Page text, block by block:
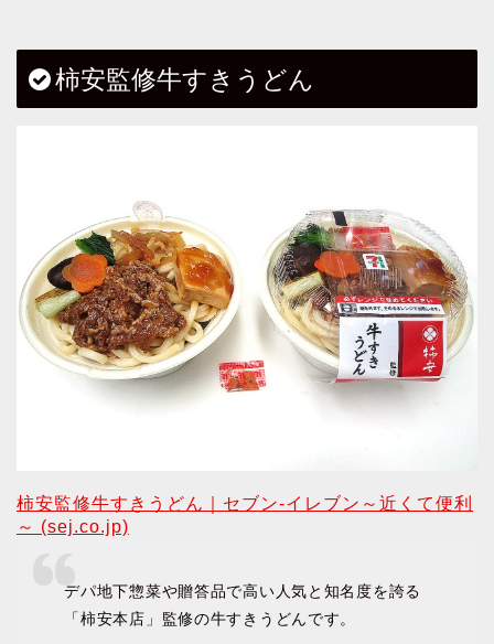
柿安監修牛すきうどん
柿安監修牛すきうどん｜セブン‐イレブン～近くて便利
～ (sej.co.jp)
デパ地下惣菜や贈答品で高い人気と知名度を誇る
「柿安本店」監修の牛すきうどんです。